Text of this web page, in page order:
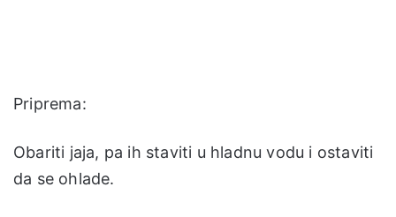
Priprema:
Obariti jaja, pa ih staviti u hladnu vodu i ostaviti
da se ohlade.